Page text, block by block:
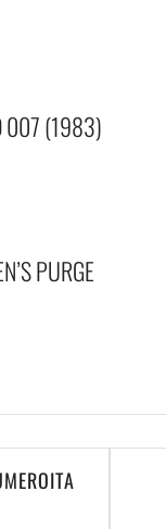
007 (1983)
PURGE